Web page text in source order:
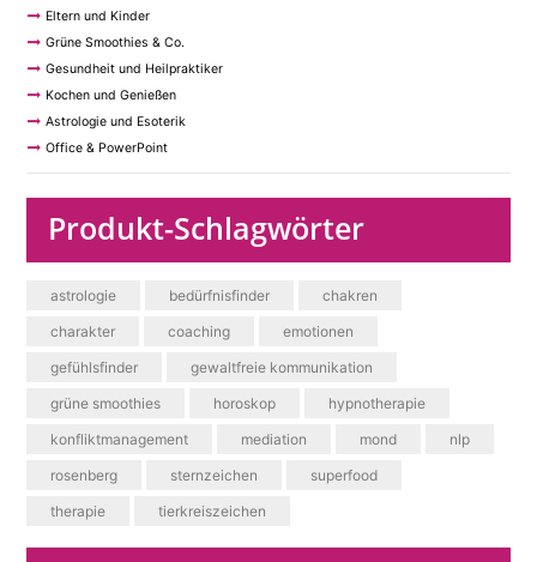
Eltern und Kinder
Grüne Smoothies & Co.
Gesundheit und Heilpraktiker
Kochen und Genießen
Astrologie und Esoterik
Office & PowerPoint
Produkt-Schlagwörter
astrologie bedürfnisfinder
chakren
charakter
coaching
emotionen
gefühlsfinder
gewaltfreie kommunikation
grüne smoothies
horoskop
hypnotherapie
konfliktmanagement
mediation mond
nlp
rosenberg
sternzeichen
superfood
therapie
tierkreiszeichen